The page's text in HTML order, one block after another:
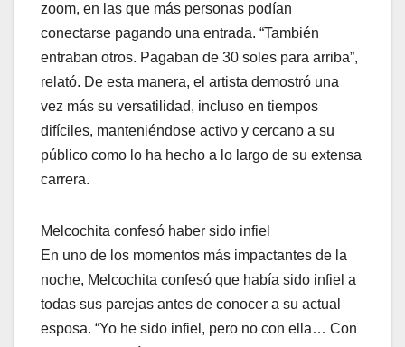
zoom, en las que más personas podían
conectarse pagando una entrada. “También
entraban otros. Pagaban de 30 soles para arriba”,
relató. De esta manera, el artista demostró una
vez más su versatilidad, incluso en tiempos
difíciles, manteniéndose activo y cercano a su
público como lo ha hecho a lo largo de su extensa
carrera.
Melcochita confesó haber sido infiel
En uno de los momentos más impactantes de la
noche, Melcochita confesó que había sido infiel a
todas sus parejas antes de conocer a su actual
esposa. “Yo he sido infiel, pero no con ella… Con